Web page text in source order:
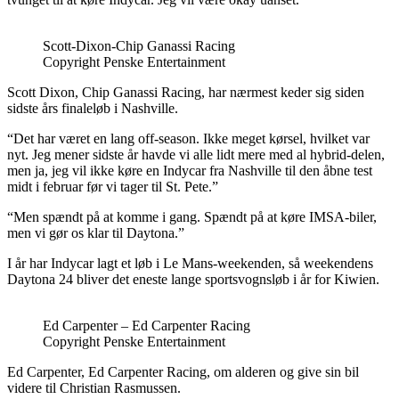
Scott-Dixon-Chip Ganassi Racing
Copyright Penske Entertainment
Scott Dixon, Chip Ganassi Racing, har nærmest keder sig siden
sidste års finaleløb i Nashville.
“Det har været en lang off-season. Ikke meget kørsel, hvilket var
nyt. Jeg mener sidste år havde vi alle lidt mere med al hybrid-delen,
men ja, jeg vil ikke køre en Indycar fra Nashville til den åbne test
midt i februar før vi tager til St. Pete.”
“Men spændt på at komme i gang. Spændt på at køre IMSA-biler,
men vi gør os klar til Daytona.”
I år har Indycar lagt et løb i Le Mans-weekenden, så weekendens
Daytona 24 bliver det eneste lange sportsvognsløb i år for Kiwien.
Ed Carpenter – Ed Carpenter Racing
Copyright Penske Entertainment
Ed Carpenter, Ed Carpenter Racing, om alderen og give sin bil
videre til Christian Rasmussen.